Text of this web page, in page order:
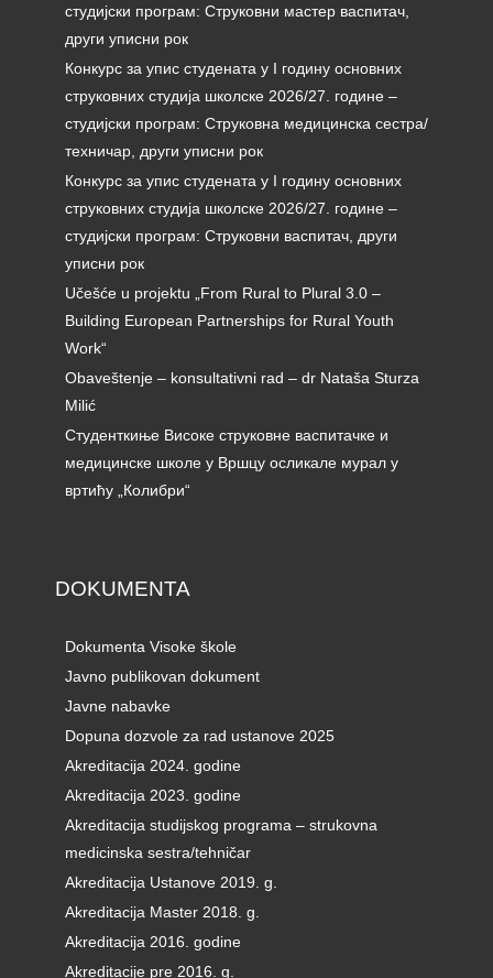
студијски програм: Струковни мастер васпитач,
други уписни рок
Конкурс за упис студената у I годину основних
струковних студија школске 2026/27. године –
студијски програм: Струковна медицинска сестра/
техничар, други уписни рок
Конкурс за упис студената у I годину основних
струковних студија школске 2026/27. године –
студијски програм: Струковни васпитач, други
уписни рок
Učešće u projektu „From Rural to Plural 3.0 –
Building European Partnerships for Rural Youth
Work“
Obaveštenje – konsultativni rad – dr Nataša Sturza
Milić
Студенткиње Високе струковне васпитачке и
медицинске школе у Вршцу осликале мурал у
вртићу „Колибри“
DOKUMENTA
Dokumenta Visoke škole
Javno publikovan dokument
Javne nabavke
Dopuna dozvole za rad ustanove 2025
Akreditacija 2024. godine
Akreditacija 2023. godine
Akreditacija studijskog programa – strukovna
medicinska sestra/tehničar
Akreditacija Ustanove 2019. g.
Akreditacija Master 2018. g.
Akreditacija 2016. godine
Akreditacije pre 2016. g.